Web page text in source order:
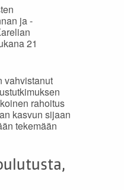
ja -
21
vahvistanut
rahoitus
kasvun sijaan
tekemään